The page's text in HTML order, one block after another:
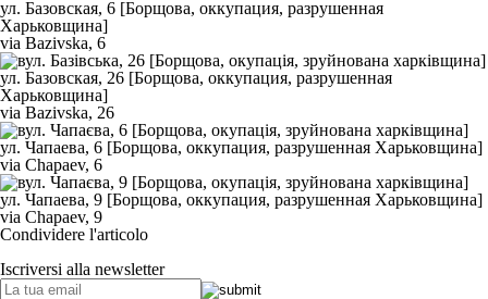
via Bazivska, 6
via Bazivska, 26
via Chapaev, 6
via Chapaev, 9
Condividere l'articolo
Iscriversi alla newsletter